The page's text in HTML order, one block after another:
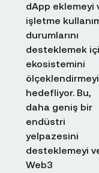
dApp eklemeyi
işletme
durumlarını
desteklemek
ekosistemini
ölçeklendirmeyi
hedefliyor. Bu,
daha geniş bir
endüstri
yelpazesini
desteklemeyi
Web3